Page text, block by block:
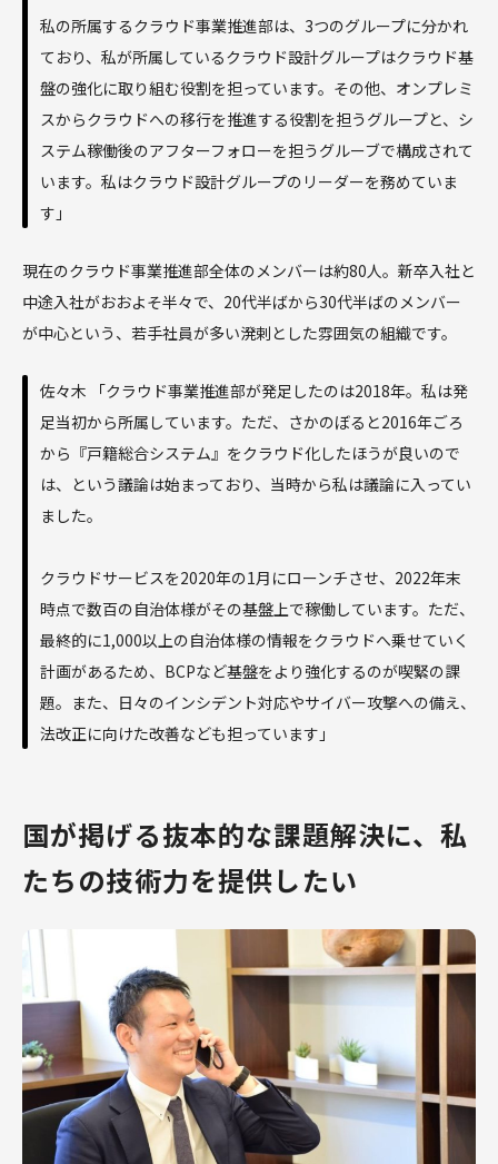
私の所属するクラウド事業推進部は、3つのグループに分かれ
ており、私が所属しているクラウド設計グループはクラウド基
盤の強化に取り組む役割を担っています。その他、オンプレミ
スからクラウドへの移行を推進する役割を担うグループと、シ
ステム稼働後のアフターフォローを担うグルーブで構成されて
います。私はクラウド設計グループのリーダーを務めていま
す」
現在のクラウド事業推進部全体のメンバーは約80人。新卒入社と
中途入社がおおよそ半々で、20代半ばから30代半ばのメンバー
が中心という、若手社員が多い溌剌とした雰囲気の組織です。
佐々木 「クラウド事業推進部が発足したのは2018年。私は発
足当初から所属しています。ただ、さかのぼると2016年ごろ
から『戸籍総合システム』をクラウド化したほうが良いので
は、という議論は始まっており、当時から私は議論に入ってい
ました。
クラウドサービスを2020年の1月にローンチさせ、2022年末
時点で数百の自治体様がその基盤上で稼働しています。ただ、
最終的に1,000以上の自治体様の情報をクラウドへ乗せていく
計画があるため、BCPなど基盤をより強化するのが喫緊の課
題。また、日々のインシデント対応やサイバー攻撃への備え、
法改正に向けた改善なども担っています」
国が掲げる抜本的な課題解決に、私
たちの技術力を提供したい